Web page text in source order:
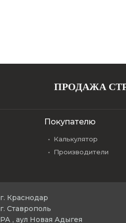
ПРОДАЖА
Покупателю
Калькулятор
Производители
г. Краснодар
г. Ставрополь
РА , аул Новая Адыгея